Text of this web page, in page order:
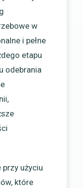
w
i pełne
etapu
odebrania
przy użyciu
które